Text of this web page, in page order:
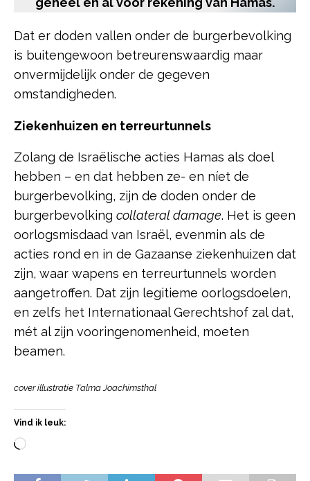
Dat er doden vallen onder de burgerbevolking
is buitengewoon betreurenswaardig maar
onvermijdelijk onder de gegeven
omstandigheden.
Ziekenhuizen en terreurtunnels
Zolang de Israëlische acties Hamas als doel
hebben – en dat hebben ze- en níet de
burgerbevolking, zijn de doden onder de
burgerbevolking collateral damage. Het is geen
oorlogsmisdaad van Israël, evenmin als de
acties rond en in de Gazaanse ziekenhuizen dat
zijn, waar wapens en terreurtunnels worden
aangetroffen. Dat zijn legitieme oorlogsdoelen,
en zelfs het Internationaal Gerechtshof zal dat,
mét al zijn vooringenomenheid, moeten
beamen.
cover illustratie Talma Joachimsthal
Vind ik leuk: